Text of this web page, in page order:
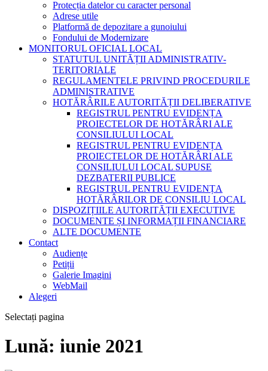
Protecția datelor cu caracter personal
Adrese utile
Platformă de depozitare a gunoiului
Fondului de Modernizare
MONITORUL OFICIAL LOCAL
STATUTUL UNITĂȚII ADMINISTRATIV-
TERITORIALE
REGULAMENTELE PRIVIND PROCEDURILE
ADMINISTRATIVE
HOTĂRÂRILE AUTORITĂȚII DELIBERATIVE
REGISTRUL PENTRU EVIDENȚA
PROIECTELOR DE HOTĂRÂRI ALE
CONSILIULUI LOCAL
REGISTRUL PENTRU EVIDENȚA
PROIECTELOR DE HOTĂRÂRI ALE
CONSILIULUI LOCAL SUPUSE
DEZBATERII PUBLICE
REGISTRUL PENTRU EVIDENȚA
HOTĂRÂRILOR DE CONSILIU LOCAL
DISPOZIȚIILE AUTORITĂȚII EXECUTIVE
DOCUMENTE ȘI INFORMAȚII FINANCIARE
ALTE DOCUMENTE
Contact
Audiențe
Petiții
Galerie Imagini
WebMail
Alegeri
Selectați pagina
Lună: iunie 2021